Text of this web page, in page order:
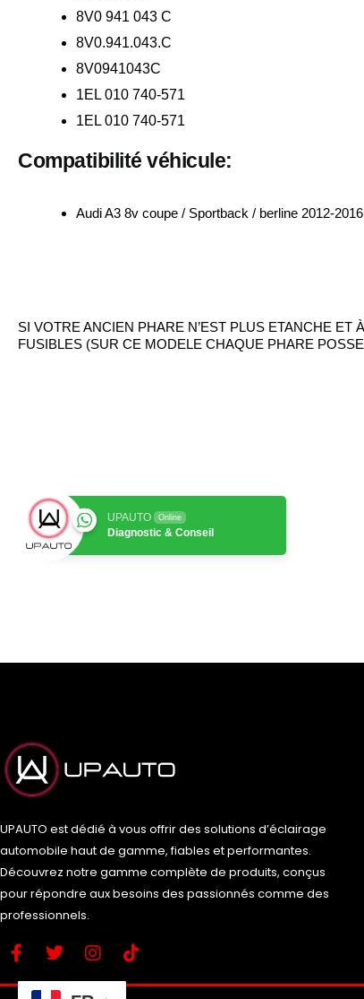
8V0 941 043 C
8V0.941.043.C
8V0941043C
1EL 010 740-571
1EL 010 740-571
Compatibilité véhicule:
Audi A3 8v coupe / Sportback / berline 2012-2016
SI VOTRE ANCIEN PHARE N’EST PLUS ETANCHE ET
FUSIBLES (SUR CE MODELE CHAQUE PHARE
UPAUTO Online
Diagnostic & Conseil
UPAUTO est dédié à vous offrir des solutions d’éclairage
automobile haut de gamme, fiables et performantes.
Découvrez notre gamme complète de produits, conçus
pour répondre aux besoins des passionnés comme des
professionnels.
a
e
w
t
n
i
t